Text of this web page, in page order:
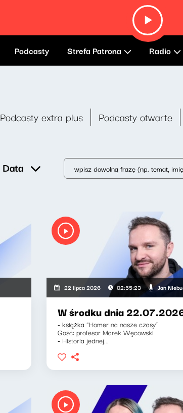
Podcasty Strefa Patrona Radio
Podcasty extra plus Podcasty otwarte
Data
22 lipca 2026 02:55:23 Jan
W środku dnia
- książka “Homer na nasze czasy”
Gość: profesor Marek Węcowski
- Historia jednej...